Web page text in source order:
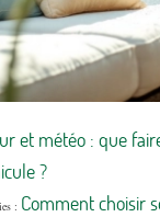
et météo : que
?
: Comment choisir